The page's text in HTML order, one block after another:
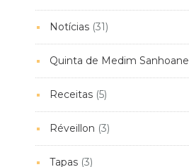
Notícias(31)
Quinta de Medim Sanhoane
Receitas(5)
Réveillon (3)
Tapas(3)